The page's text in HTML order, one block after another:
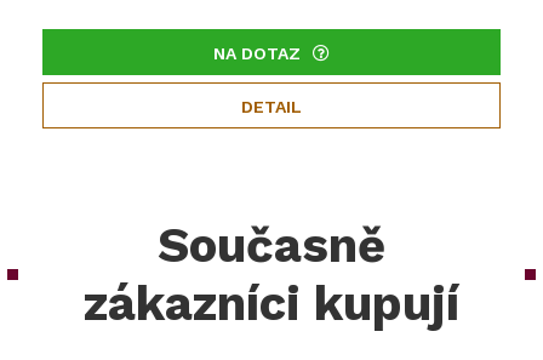
NA DOTAZ
DETAIL
Současně
zákazníci kupují